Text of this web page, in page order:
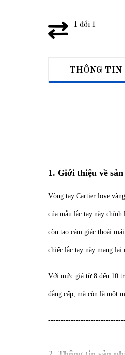
1 đổi 1
THÔNG
1. Giới thiệu về
Vòng tay Cartier love
của mẫu lắc tay này
còn tạo cảm giác thoải
chiếc lắc tay này mang lại
Với mức giá từ 8 đến 10
đẳng cấp, mà còn là một